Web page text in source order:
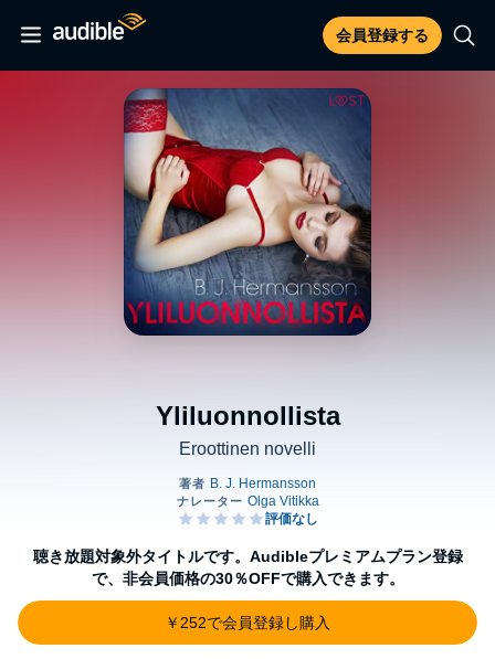
会員登録する
Yliluonnollista
Eroottinen novelli
聴き放題対象外タイトルです。Audibleプレミアムプラン登録
で、非会員価格の30％OFFで購入できます。
￥252で会員登録し購入